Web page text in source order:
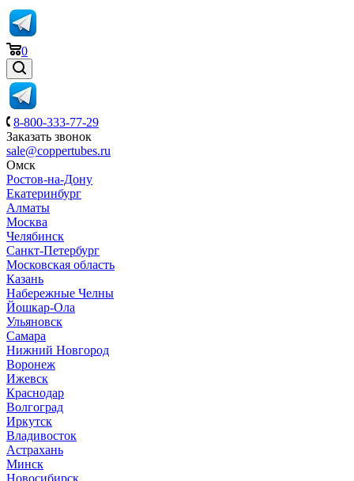
0
8-800-333-77-29
Заказать звонок
sale@coppertubes.ru
Омск
Ростов-на-Дону
Екатеринбург
Алматы
Москва
Челябинск
Санкт-Петербург
Московская область
Казань
Набережные Челны
Йошкар-Ола
Ульяновск
Самара
Нижний Новгород
Воронеж
Ижевск
Краснодар
Волгоград
Иркутск
Владивосток
Астрахань
Минск
Новосибирск